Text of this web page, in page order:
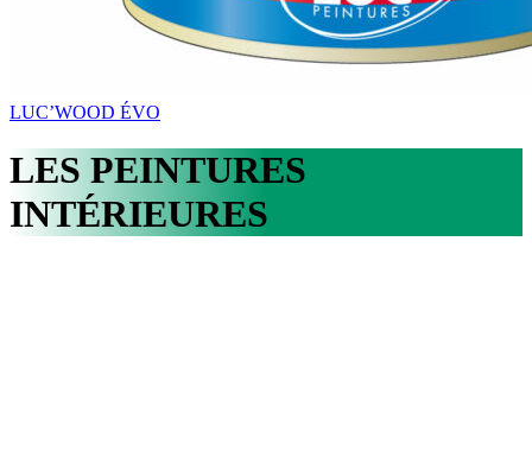
LUC’WOOD ÉVO
LES PEINTURES
INTÉRIEURES